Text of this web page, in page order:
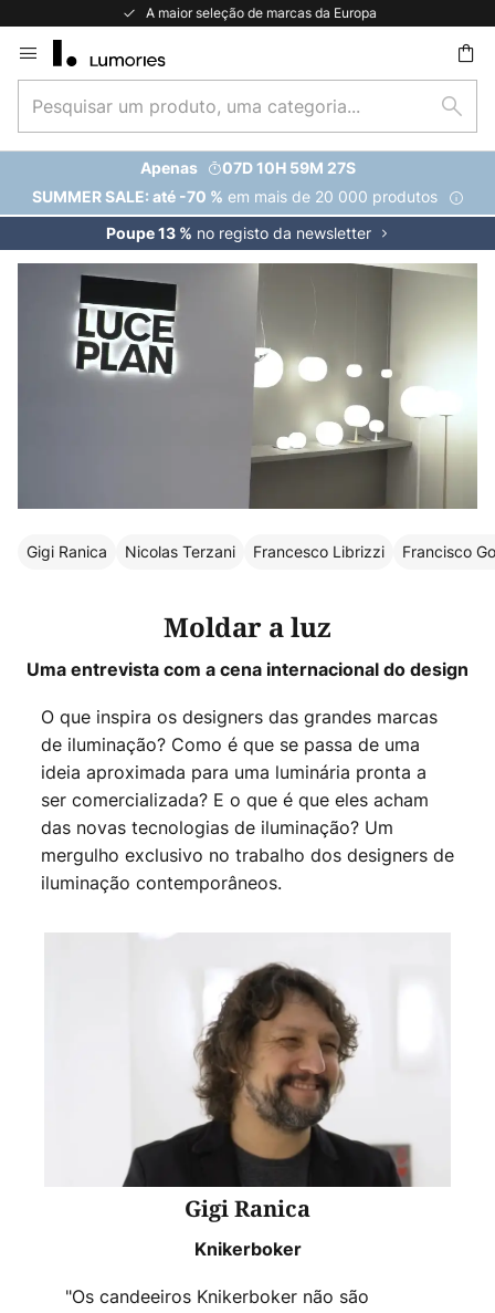
A maior seleção de marcas da Europa
para
Conteúdo
um
produto,
categoria...
Apenas
07D 10H 59M 25S
SUMMER SALE: até -70 % em mais de 20 000 produtos
Poupe 13 % no registo da newsletter
Gigi Ranica Nicolas Terzani Francesco Librizzi Francisco
Moldar a luz
Uma entrevista com a cena internacional do design
O que inspira os designers das grandes marcas
de iluminação? Como é que se passa de uma
ideia aproximada para uma luminária pronta a
ser comercializada? E o que é que eles acham
das novas tecnologias de iluminação? Um
mergulho exclusivo no trabalho dos designers de
iluminação contemporâneos.
Gigi Ranica
Knikerboker
"Os candeeiros Knikerboker não são